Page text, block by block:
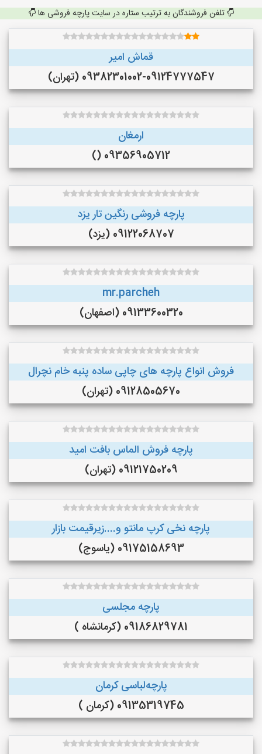
تلفن فروشندگان به ترتیب ستاره در سایت پارچه فروشی ها
قماش امیر
09382301002-09124777547 (تهران)
ارمغان
09356905712 ()
پارچه فروشی رنگین تار یزد
09122068707 (یزد)
mr.parcheh
09133600320 (اصفهان)
فروش انواع پارچه های چاپی ساده پنبه خام نچرال
09128505670 (تهران)
پارچه فروش الماس بافت امید
09121750209 (تهران)
پارچه نخی کرپ مانتو و....زیرقیمت بازار
09175158693 (یاسوج)
پارچه مجلسی
09186829781 (کرمانشاه )
پارچه‌لباسی کرمان
09135319745 (کرمان )